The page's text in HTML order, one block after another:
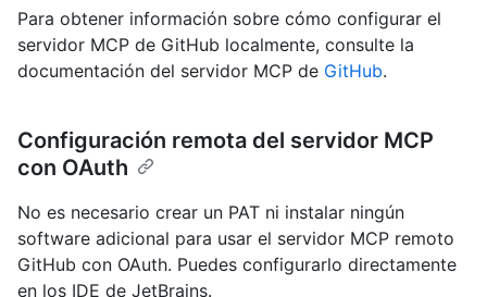
Para obtener información sobre cómo configurar el
servidor MCP de GitHub localmente, consulte la
documentación del servidor MCP de GitHub.
Configuración remota del servidor MCP
con OAuth
No es necesario crear un PAT ni instalar ningún
software adicional para usar el servidor MCP remoto
GitHub con OAuth. Puedes configurarlo directamente
en los IDE de JetBrains.